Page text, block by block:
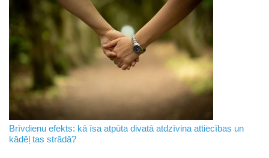
Brīvdienu efekts: kā īsa atpūta divatā atdzīvina attiecības un
kādēļ tas strādā?